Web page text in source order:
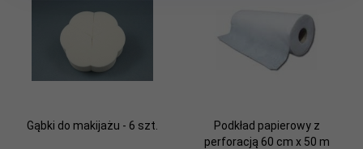
Gąbki do makijażu - 6 szt.
Podkład papierowy z
perforacją 60 cm x 50 m